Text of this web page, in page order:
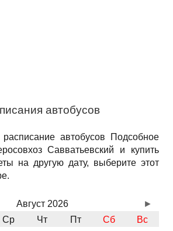
автобусов
автобусов Подсобное
Савватьевский и купить
на другую дату, выберите этот
Август 2026
Ср Чт Пт Сб
Вс
►